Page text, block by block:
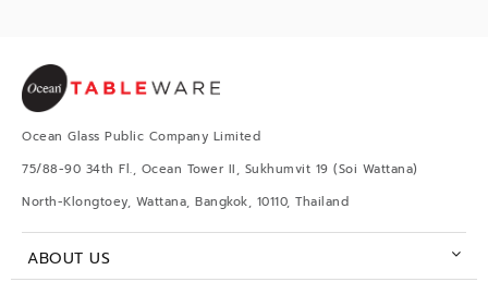
Ocean Glass Public Company Limited
75/88-90 34th Fl., Ocean Tower II, Sukhumvit 19 (Soi Wattana)
North-Klongtoey, Wattana, Bangkok, 10110, Thailand
ABOUT US